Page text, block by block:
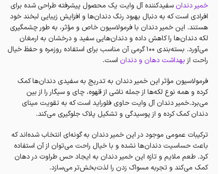
خمیر دندان سفیدکننده آل‌ وایت یک محصول پیشرفته طراحی شده برای
افرادی است که به دنبال بهبود رنگ دندان‌ها و افزایش زیبایی لبخند خود
هستند. این خمیر دندان با فرمولاسیون خاص و مؤثر، به طور چشمگیری
لکه‌ دندان‌ها را کاهش داده و دندان‌هایی سفید و درخشان به ارمغان
می‌آورد. بسته‌بندی 100 گرمی آن مناسب برای استفاده روزمره و حفظ خیال
راحت ازبهداشت دهان و دندان است.
فرمولاسیون مؤثر این خمیر دندان به تدریج به سفیدی دندان‌ها کمک
کرده و همه نوع لکه‌ها از جمله ناشی از قهوه، چای و سیگار را از بین
می‌برد.خمیر دندان آل‌ وایت حاوی فلوراید است که به تقویت مینای
دندان کمک کرده و از پوسیدگی و تشکیل پلاک جلوگیری می‌کند.
ترکیبات عمومی موجود در این خمیر دندان به گونه‌ای انتخاب شده‌اند که
باعث حساسیت دندان‌ها نشده و با خیال راحت می‌توان از آن استفاده
کرد. طعم ملایم و تازه این خمیر دندان به ایجاد حس طراوت در دهان
کمک می‌کند و تجربه مسواک زدن را لذت‌بخش‌تر می‌سازد.